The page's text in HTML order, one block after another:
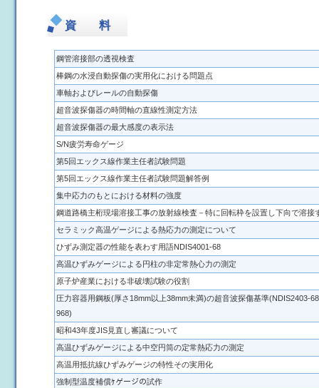
資 料
鋼管溶接部の透視検査
棒鋼の水浸自動探傷の実用化における問題点
車軸およびレールの自動探傷
超音波探傷器の時間軸の直線性測定方法
超音波探傷器の最大感度の表示法
S/N疲労寿命ゲージ
第5回エックス線作業主任者試験問題
第5回エックス線作業主任者試験問題解答例
集中応力のもとにおける材料の強度
鋼道路橋主桁現場溶接工事の放射線検査－特に回転枠を設置し下向で溶接
セラミック高温ゲージによる熱応力の測定について
ひずみ測定器の性能を表わす用語NDIS4001-68
高温ひずみゲージによる円柱の非定常熱心力の測定
原子炉産業における非破壊試験の役割
圧力容器用鋼板(厚さ18mm以上38mm未満)の超音波探傷基準(NDIS2403-
968)
昭和43年度JIS見直し審議について
高温ひずみゲージによる中空円筒の定常熱応力の測定
高温用抵抗線ひずみゲージの特性その実用化
強制型温度補償ｹゲージの試作